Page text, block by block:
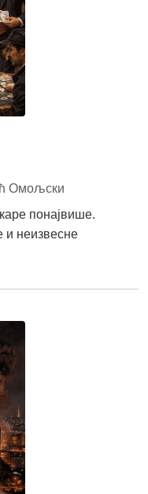
Омољски
понајвише.
и неизвесне